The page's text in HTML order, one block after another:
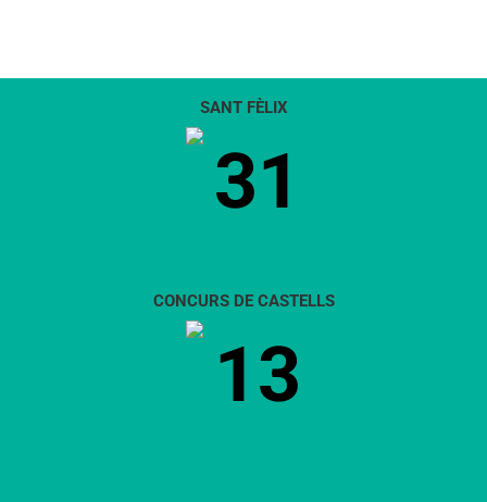
SANT FÈLIX
31
CONCURS DE CASTELLS
13